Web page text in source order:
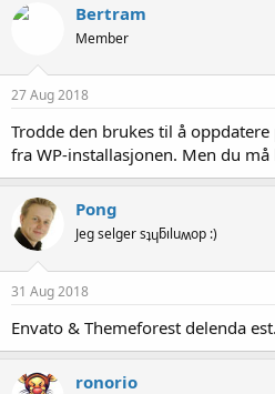
Bertram
Member
27 Aug 2018
Trodde den brukes til å
fra WP-installasjonen. Men du
Pong
Jeg selger sʇɥƃıluʍop :)
31 Aug 2018
Envato & Themeforest delenda est.
ronorio